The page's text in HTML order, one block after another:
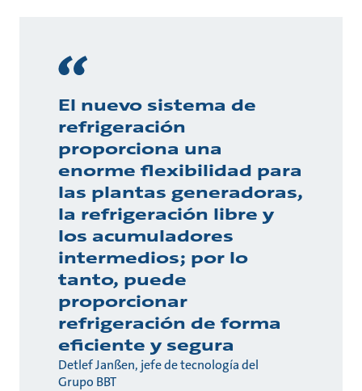
El nuevo sistema de
refrigeración
proporciona una
enorme flexibilidad para
las plantas generadoras,
la refrigeración libre y
los acumuladores
intermedios; por lo
tanto, puede
proporcionar
refrigeración de forma
eficiente y segura
Detlef Janßen, jefe de tecnología del
Grupo BBT